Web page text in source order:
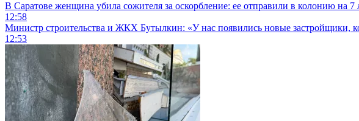
В Саратове женщина убила сожителя за оскорбление: ее отправили в колонию на 7
12:58
Министр строительства и ЖКХ Бутылкин: «У нас появились новые застройщики,
12:53